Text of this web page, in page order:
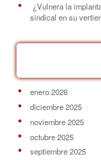
¿Vulnera la
sindical en su
enero 2026
diciembre 2025
noviembre 2025
octubre 2025
septiembre 2025